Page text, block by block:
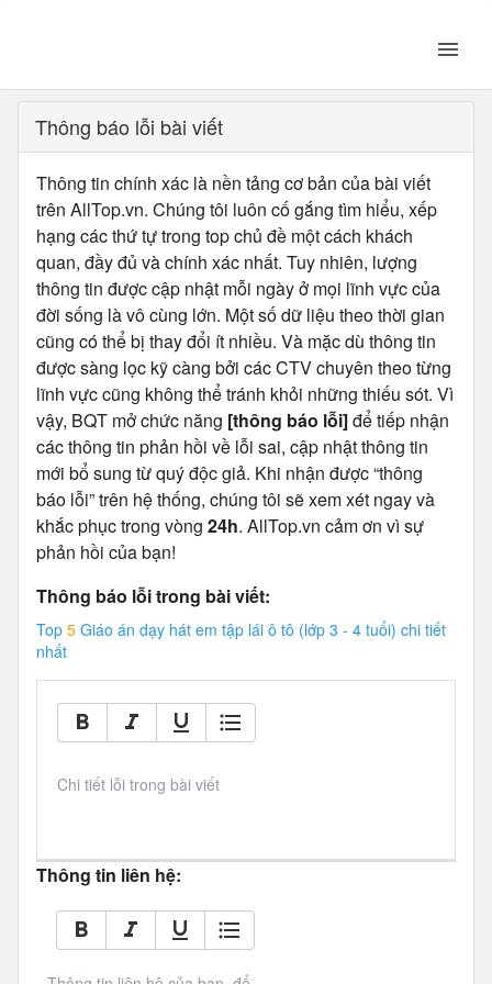
Thông báo lỗi bài viết
Thông tin chính xác là nền tảng cơ bản của bài viết
trên AllTop.vn. Chúng tôi luôn cố gắng tìm hiểu, xếp
hạng các thứ tự trong top chủ đề một cách khách
quan, đầy đủ và chính xác nhất. Tuy nhiên, lượng
thông tin được cập nhật mỗi ngày ở mọi lĩnh vực của
đời sống là vô cùng lớn. Một số dữ liệu theo thời gian
cũng có thể bị thay đổi ít nhiều. Và mặc dù thông tin
được sàng lọc kỹ càng bởi các CTV chuyên theo từng
lĩnh vực cũng không thể tránh khỏi những thiếu sót. Vì
vậy, BQT mở chức năng [thông báo lỗi]để tiếp nhận
các thông tin phản hồi về lỗi sai, cập nhật thông tin
mới bổ sung từ quý độc giả. Khi nhận được “thông
báo lỗi” trên hệ thống, chúng tôi sẽ xem xét ngay và
khắc phục trong vòng 24h. AllTop.vn cảm ơn vì sự
phản hồi của bạn!
Thông báo lỗi trong bài viết:
Top 5 Giáo án dạy hát em tập lái ô tô (lớp 3 - 4 tuổi) chi tiết
nhất
Chi tiết lỗi trong bài viết
Thông tin liên hệ: